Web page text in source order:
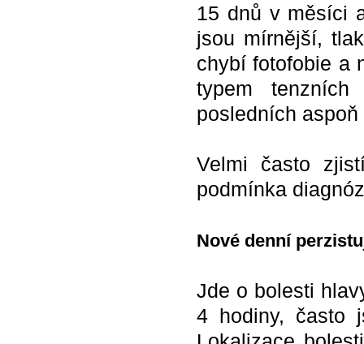
15 dnů v měsíci
jsou mírnější,
chybí fotofobie a
typem
posledních
Velmi často
podmínka
Nové denní
Jde o bolesti
4 hodiny, často